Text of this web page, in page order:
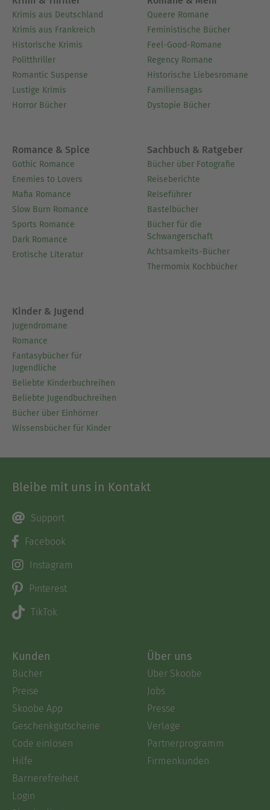
Krimis aus Deutschland
Krimis aus Frankreich
Historische Krimis
Politthriller
Romantic Suspense
Lustige Krimis
Horror Bücher
Queere Romane
Feministische Bücher
Feel-Good-Romane
Regency Romane
Historische Liebesromane
Familiensagas
Dystopie Bücher
Romance & Spice
Gothic Romance
Enemies to Lovers
Mafia Romance
Slow Burn Romance
Sports Romance
Dark Romance
Erotische Literatur
Sachbuch & Ratgeber
Bücher über Fotografie
Reiseberichte
Reiseführer
Bastelbücher
Bücher für die
Schwangerschaft
Achtsamkeits-Bücher
Thermomix Kochbücher
Kinder & Jugend
Jugendromane
Romance
Fantasybücher für
Jugendliche
Beliebte Kinderbuchreihen
Beliebte Jugendbuchreihen
Bücher über Einhörner
Wissensbücher für Kinder
Bleibe mit uns in Kontakt
Support
Facebook
Instagram
Pinterest
TikTok
Kunden
Bücher
Preise
Skoobe App
Geschenkgutscheine
Code einlösen
Hilfe
Barrierefreiheit
Login
Über uns
Über Skoobe
Jobs
Presse
Verlage
Partnerprogramm
Firmenkunden